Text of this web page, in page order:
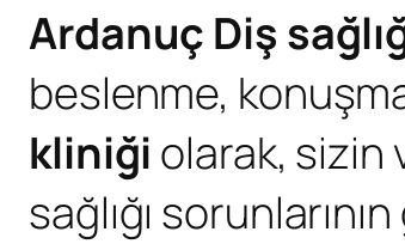
Ardanuç Diş
beslenme,
kliniği olarak, sizin
sağlığı